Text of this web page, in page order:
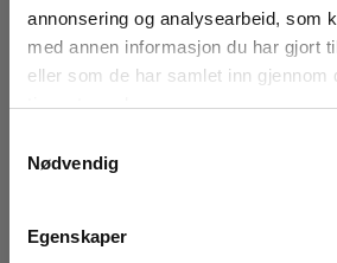
annonsering og analysearbeid, som
med annen informasjon du har gjort
eller som de har samlet inn gjennom
tjenestene deres.
Nødvendig
Egenskaper